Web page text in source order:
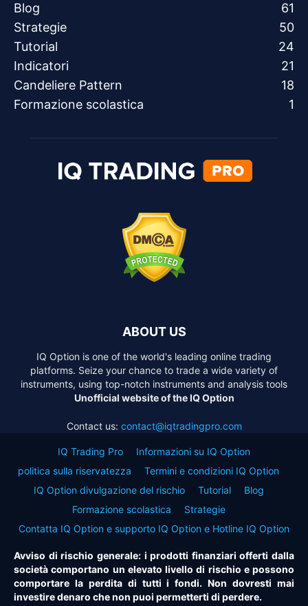
Blog
61
Strategie
50
Tutorial
24
Indicatori
21
Candeliere Pattern
18
Formazione scolastica
1
ABOUT US
IQ Option is one of the world's leading online trading
platforms. Seize your chance to trade a wide variety of
instruments, using top-notch instruments and analysis tools
Unofficial website of the IQ Option
Contact us: contact@iqtradingpro.com
IQ Trading Pro
Informazioni su IQ Option
politica sulla riservatezza
Termini e condizioni IQ Option
IQ Option divulgazione del rischio
Tutorial
Blog
Formazione scolastica
Strategie
Contatta IQ Option e supporto IQ Option e Hotline IQ Option
Avviso di rischio generale: i prodotti finanziari offerti dalla
società comportano un elevato livello di rischio e possono
comportare la perdita di tutti i fondi. Non dovresti mai
investire denaro che non puoi permetterti di perdere.